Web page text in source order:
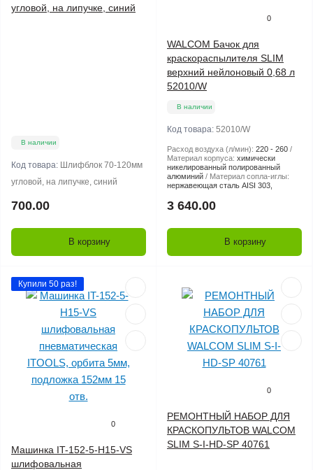
угловой, на липучке, синий
В наличии
Код товара: Шлифблок 70-120мм
угловой, на липучке, синий
700.00
В корзину
0
WALCOM Бачок для
краскораспылителя SLIM
верхний нейлоновый 0,68 л
52010/W
В наличии
Код товара: 52010/W
Расход воздуха (л/мин): 220 - 260
Материал корпуса: химически
никелированный полированный
алюминий
Материал сопла-иглы:
нержавеющая сталь AISI 303,
3 640.00
В корзину
Купили 50 раз!
0
Машинка IT-152-5-H15-VS
шлифовальная
0
РЕМОНТНЫЙ НАБОР ДЛЯ
КРАСКОПУЛЬТОВ WALCOM
SLIM S-I-HD-SP 40761